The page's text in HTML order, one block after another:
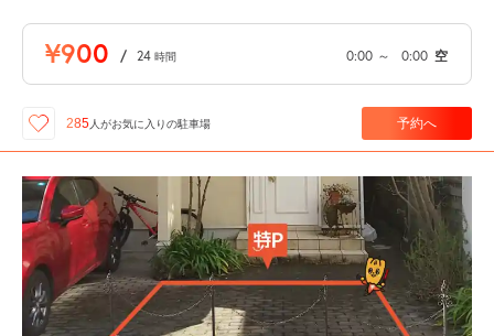
¥900 / 24 時間 0:00 ～ 0:00 空
285人がお気に入りの駐車場 予約へ